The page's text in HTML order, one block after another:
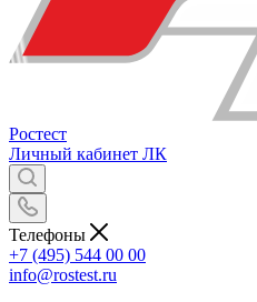
Ростест
Личный кабинет ЛК
Телефоны
+7 (495) 544 00 00
info@rostest.ru